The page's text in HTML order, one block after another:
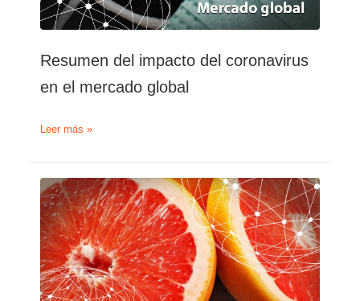
Resumen del impacto del coronavirus
en el mercado global
Resumen
impacto
del
coronavirus
en
el
mercado
global
Leer más »